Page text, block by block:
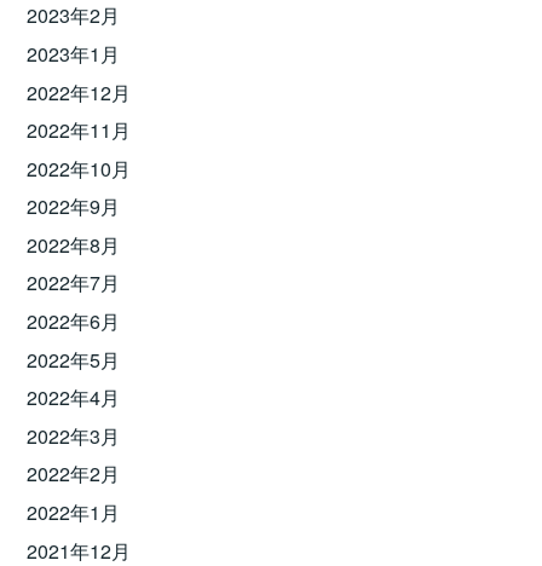
2023年2月
2023年1月
2022年12月
2022年11月
2022年10月
2022年9月
2022年8月
2022年7月
2022年6月
2022年5月
2022年4月
2022年3月
2022年2月
2022年1月
2021年12月